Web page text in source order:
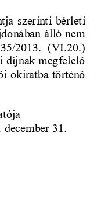
szerinti bérleti
álló nem
2013.  (VI.20.)
díjnak megfelelő
okiratba történő
31.